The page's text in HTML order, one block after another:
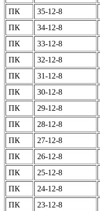
ПК
35-12-8
ПК
34-12-8
ПК
33-12-8
ПК
32-12-8
ПК
31-12-8
ПК
30-12-8
ПК
29-12-8
ПК
28-12-8
ПК
27-12-8
ПК
26-12-8
ПК
25-12-8
ПК
24-12-8
ПК
23-12-8